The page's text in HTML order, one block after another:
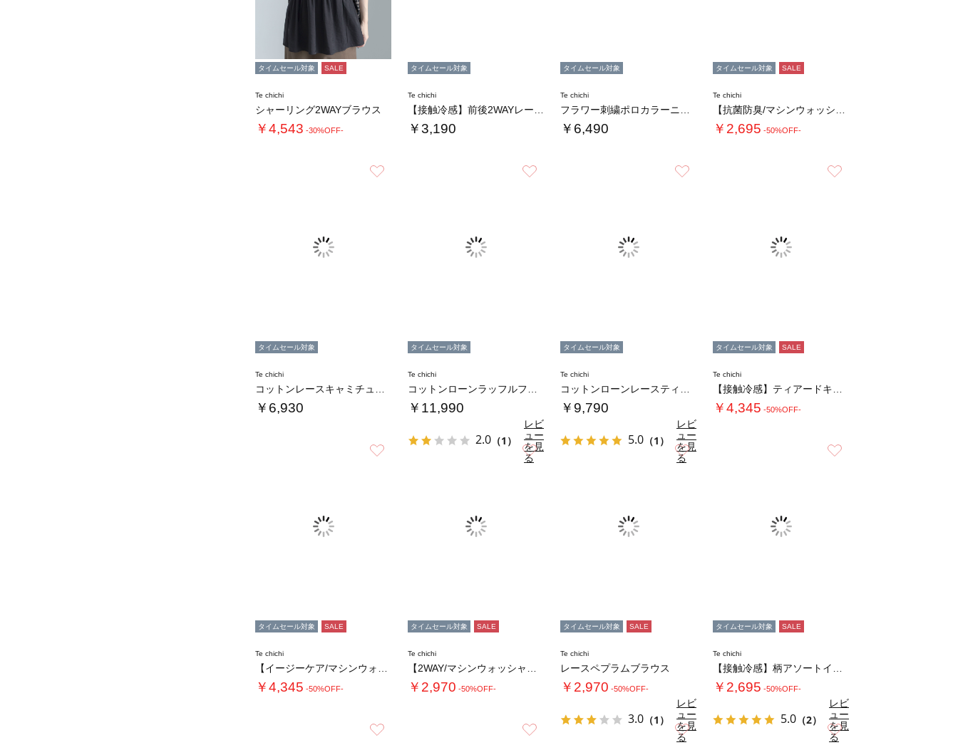
タイムセール対象 SALE
Te chichi
シャーリング2WAYブラウス
￥4,543 -30%OFF-
タイムセール対象
Te chichi
￥3,190
タイムセール対象
Te chichi
￥6,490
タイムセール対象 SALE
Te chichi
￥2,695 -50%OFF-
タイムセール対象
Te chichi
￥6,930
タイムセール対象
Te chichi
￥11,990
2.0 （1）
レビ
ュー
を見
る
タイムセール対象
Te chichi
￥9,790
5.0 （1）
レビ
ュー
を見
る
タイムセール対象 SALE
Te chichi
￥4,345 -50%OFF-
お気に入り
タイムセール対象 SALE
Te chichi
￥4,345 -50%OFF-
お気に入り
タイムセール対象 SALE
Te chichi
￥2,970 -50%OFF-
お気に入り
タイムセール対象 SALE
Te chichi
レースペプラムブラウス
￥2,970 -50%OFF-
3.0 （1）
レビ
ュー
を見
る
タイムセール対象 SALE
Te chichi
￥2,695 -50%OFF-
5.0 （2）
レビ
ュー
を見
る
お気に入り お気に入り お気に入り